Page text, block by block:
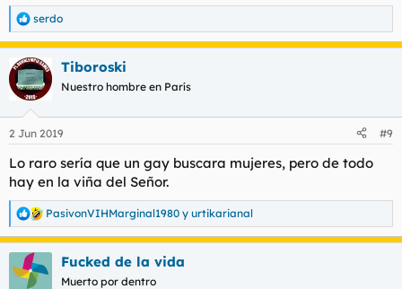
R
e
a
c
c
i
e
:
serdo
Tiboroski
Nuestro hombre en París
2 Jun 2019 #9
Lo raro sería que un gay buscara mujeres, pero de todo
hay en la viña del Señor.
R
e
a
c
PasivonVIHMarginal1980 y urtikarianal
Fucked de la vida
Muerto por dentro